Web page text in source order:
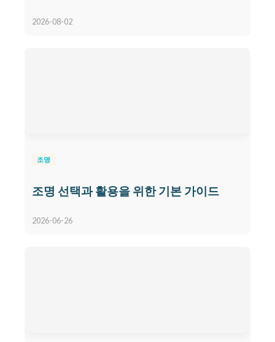
2026-08-02
조명
조명 선택과 활용을 위한 기본 가이드
2026-06-26